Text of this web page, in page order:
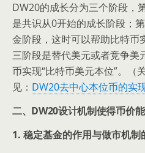
DW20的成长分为三个阶段，
是共识从0开始的成长阶段；
金阶段，这时可以帮助比特币
三阶段是替代美元或者竞争美
币实现“比特币美元本位”。（
见： DW20去中心本位币的实
二、DW20设计机制使得币价能
1. 稳定基金的作用与做市机制